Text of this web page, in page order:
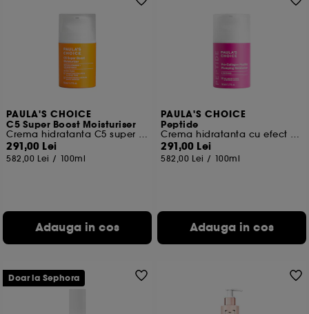
PAULA'S CHOICE
C5 Super Boost Moisturiser
Crema hidratanta C5 super amplificatoare
291,00 Lei
582,00 Lei / 100ml
Adauga in cos
PAULA'S CHOICE
Peptide
Crema hidratanta cu efect de volum cu peptide si pro-colagen
291,00 Lei
582,00 Lei / 100ml
Adauga in cos
Doar la Sephora